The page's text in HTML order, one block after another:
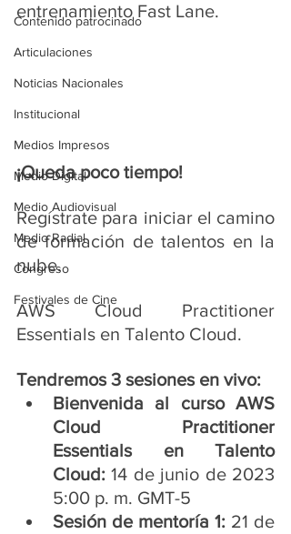
Contenido patrocinado
Articulaciones
Noticias Nacionales
Institucional
Medios Impresos
Medio Digital
Medio Audiovisual
Medio Radial
Congreso
Festivales de Cine
entrenamiento Fast Lane.
¡Queda poco tiempo!
Regístrate para iniciar el camino
de formación de talentos en la
nube.
AWS Cloud Practitioner
Essentials en Talento Cloud.
Tendremos 3 sesiones en vivo:
Bienvenida al curso AWS
Cloud Practitioner
Essentials en Talento
Cloud: 14 de junio de 2023
5:00 p. m. GMT-5
Sesión de mentoría 1: 21 de